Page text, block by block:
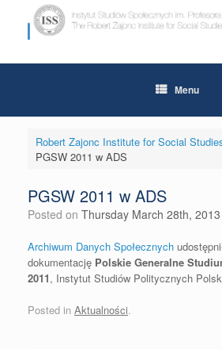
content
Menu
Robert Zajonc Institute for Social
PGSW 2011 w ADS
PGSW 2011 w ADS
Posted on Thursday March 28th, 2013
Archiwum Danych Społecznych
dokumentację Polskie Generalne
2011, Instytut Studiów Politycznych
Posted in Aktualności.